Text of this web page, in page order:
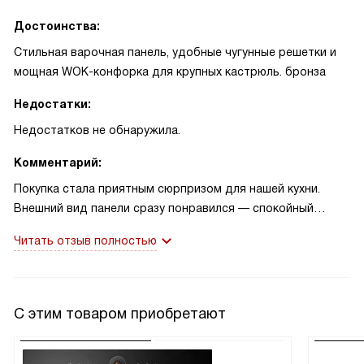
Достоинства:
Стильная варочная панель, удобные чугунные решетки и
мощная WOK-конфорка для крупных кастрюль. бронза
Недостатки:
Недостатков не обнаружила.
Комментарий:
Покупка стала приятным сюрпризом для нашей кухни.
Внешний вид панели сразу понравился — спокойный
делают кухню уютнее. Первый раз включила для простого
сковороду без перекосов, мне это важно — я часто
готовлю для друзей.
Читать отзыв полностью
С этим товаром приобретают